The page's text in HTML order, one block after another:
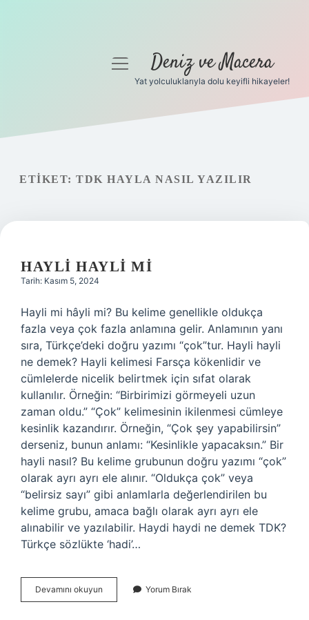
Gizlilik Politikası
menüyüDeniz ve Macera
Yat yolculuklarıyla dolu keyifli hikayeler!
ETIKET: TDK HAYLA NASIL YAZILIR
HAYLI HAYLI MI
Tarih: Kasım 5, 2024
Hayli mi hâyli mi? Bu kelime genellikle oldukça
fazla veya çok fazla anlamına gelir. Anlamının yanı
sıra, Türkçe’deki doğru yazımı “çok”tur. Hayli hayli
ne demek? Hayli kelimesi Farsça kökenlidir ve
cümlelerde nicelik belirtmek için sıfat olarak
kullanılır. Örneğin: “Birbirimizi görmeyeli uzun
zaman oldu.” “Çok” kelimesinin ikilenmesi cümleye
kesinlik kazandırır. Örneğin, “Çok şey yapabilirsin”
derseniz, bunun anlamı: “Kesinlikle yapacaksın.” Bir
hayli nasıl? Bu kelime grubunun doğru yazımı “çok”
olarak ayrı ayrı ele alınır. “Oldukça çok” veya
“belirsiz sayı” gibi anlamlarla değerlendirilen bu
kelime grubu, amaca bağlı olarak ayrı ayrı ele
alınabilir ve yazılabilir. Haydi haydi ne demek TDK?
Türkçe sözlükte ‘hadi’…
Devamını okuyun
Hayli
Yorum Bırak